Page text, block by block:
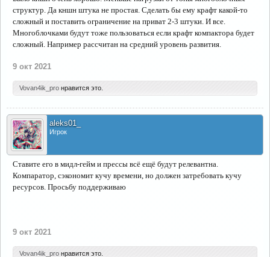
структур. Да кншн штука не простая. Сделать бы ему крафт какой-то
сложный и поставить ограничение на приват 2-3 штуки. И все.
Многоблочками будут тоже пользоваться если крафт компактора будет
сложный. Например рассчитан на средний уровень развития.
9 окт 2021
Vovan4ik_pro нравится это.
aleks01_
Игрок
Ставите его в мидл-гейм и прессы всё ещё будут релевантна.
Компаратор, сэкономит кучу времени, но должен затребовать кучу
ресурсов. Просьбу поддерживаю
9 окт 2021
Vovan4ik_pro нравится это.